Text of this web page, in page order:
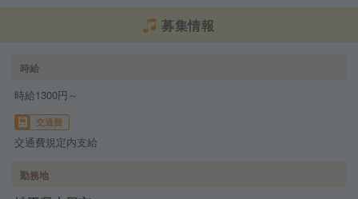
募集情報
時給
時給1300円～
交通費
交通費規定内支給
勤務地